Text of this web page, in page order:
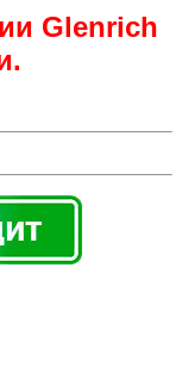
Glenrich